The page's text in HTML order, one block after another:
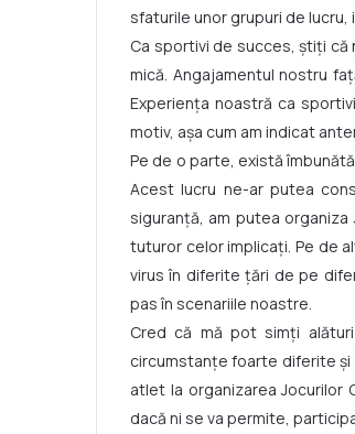
sfaturile unor grupuri de lucru,
Ca sportivi de succes, știți că
mică. Angajamentul nostru
Experiența noastră ca
motiv, așa cum am indicat
Pe de o parte, există
Acest lucru ne-ar putea
siguranță, am putea
tuturor celor implicați. Pe de
virus în diferite țări de pe
pas în scenariile noastre.
Cred că mă pot simți
circumstanțe foarte diferite
atlet la organizarea Jocurilor
dacă ni se va permite,